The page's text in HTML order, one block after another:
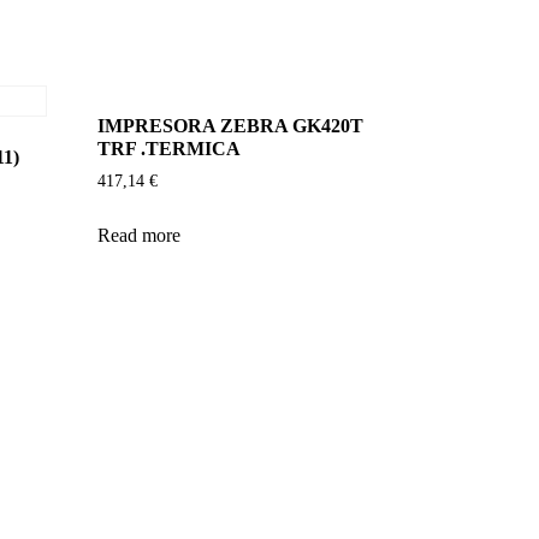
IMPRESORA ZEBRA GK420T
TRF .TERMICA
417,14€
Read more